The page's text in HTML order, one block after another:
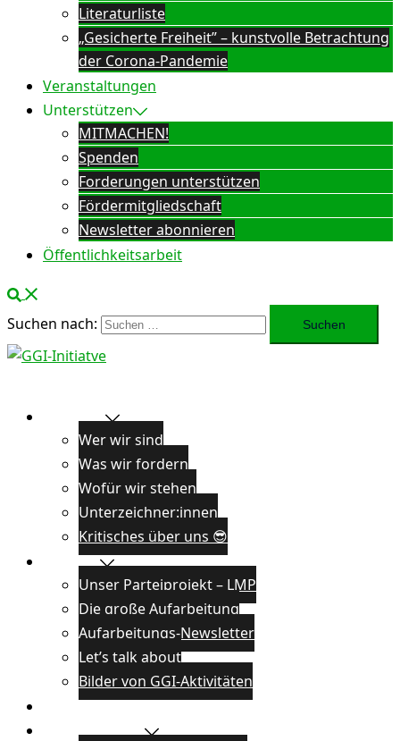
Literaturliste
„Gesicherte Freiheit” – kunstvolle Betrachtung
der Corona-Pandemie
Veranstaltungen
Unterstützen
MITMACHEN!
Spenden
Forderungen unterstützen
Fördermitgliedschaft
Newsletter abonnieren
Öffentlichkeitsarbeit
Suchen nach:
Über uns
Wer wir sind
Was wir fordern
Wofür wir stehen
Unterzeichner:innen
Kritisches über uns 😎
Projekte
Unser Parteiprojekt – LMP
Die große Aufarbeitung
Aufarbeitungs-Newsletter
Let’s talk about
Bilder von GGI-Aktivitäten
Wissenswertes